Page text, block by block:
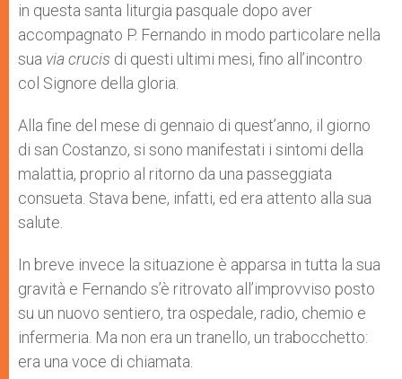
in questa santa liturgia pasquale dopo aver
accompagnato P. Fernando in modo particolare nella
sua via crucis di questi ultimi mesi, fino all’incontro
col Signore della gloria.
Alla fine del mese di gennaio di quest’anno, il giorno
di san Costanzo, si sono manifestati i sintomi della
malattia, proprio al ritorno da una passeggiata
consueta. Stava bene, infatti, ed era attento alla sua
salute.
In breve invece la situazione è apparsa in tutta la sua
gravità e Fernando s’è ritrovato all’improvviso posto
su un nuovo sentiero, tra ospedale, radio, chemio e
infermeria. Ma non era un tranello, un trabocchetto:
era una voce di chiamata.